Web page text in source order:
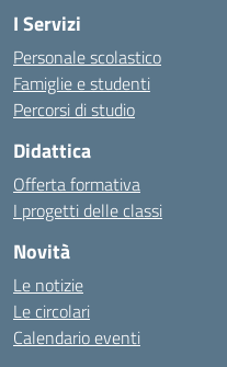
I Servizi
Personale scolastico
Famiglie e studenti
Percorsi di studio
Didattica
Offerta formativa
I progetti delle classi
Novità
Le notizie
Le circolari
Calendario eventi